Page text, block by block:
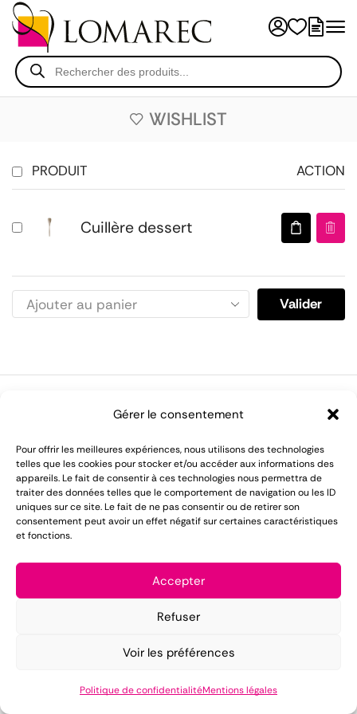
Gérer le consentement
Pour offrir les meilleures expériences, nous utilisons des technologies
telles que les cookies pour stocker et/ou accéder aux informations des
appareils. Le fait de consentir à ces technologies nous permettra de
traiter des données telles que le comportement de navigation ou les ID
uniques sur ce site. Le fait de ne pas consentir ou de retirer son
consentement peut avoir un effet négatif sur certaines caractéristiques
et fonctions.
Accepter
Refuser
Voir les préférences
Politique de confidentialitéMentions légales
WISHLIST
PRODUIT ACTION
Cuillère dessert
Valider
Catalogue CGV
LOMAREC met à votre disposition plus de 55 ans
d'expérience dans le domaine de la location de
matériel pour réception.
Mentions légales
Politique de confidentialité
Copyright ©2025 LOMAREC – Design by